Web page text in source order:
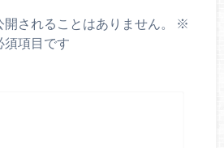
されることはありません。
※
須項目です